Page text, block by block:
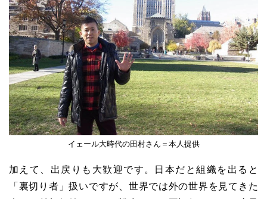
イェール大時代の田村さん＝本人提供
加えて、出戻りも大歓迎です。日本だと組織を出ると
「裏切り者」扱いですが、世界では外の世界を見てきた